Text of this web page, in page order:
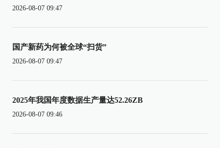
2026-08-07 09:47
国产新药为何被全球“扫货”
2026-08-07 09:47
2025年我国年度数据生产量达52.26ZB
2026-08-07 09:46